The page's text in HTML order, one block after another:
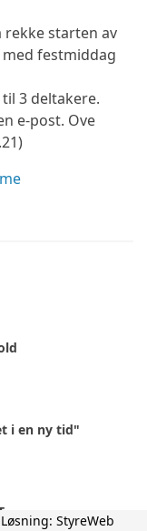
rekke starten av
festmiddag
3 deltakere.
e-post. Ove
i en ny tid"
StyreWeb